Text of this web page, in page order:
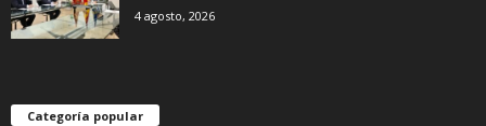
4 agosto, 2026
Categoría popular